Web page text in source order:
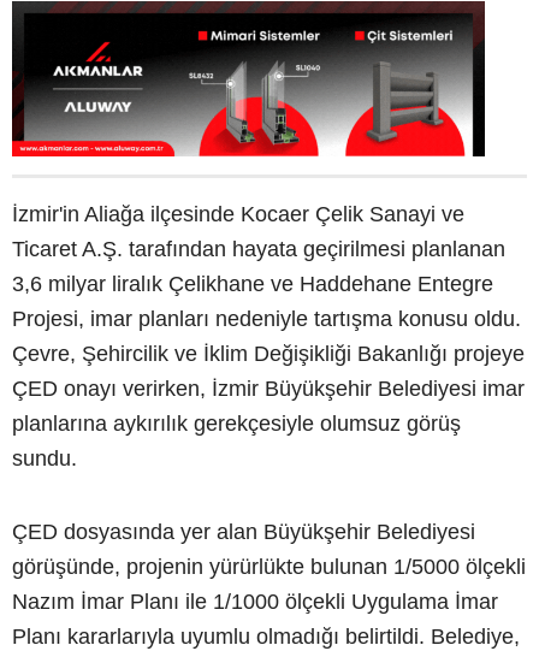
İzmir'in Aliağa ilçesinde Kocaer Çelik Sanayi ve
Ticaret A.Ş. tarafından hayata geçirilmesi planlanan
3,6 milyar liralık Çelikhane ve Haddehane Entegre
Projesi, imar planları nedeniyle tartışma konusu oldu.
Çevre, Şehircilik ve İklim Değişikliği Bakanlığı projeye
ÇED onayı verirken, İzmir Büyükşehir Belediyesi imar
planlarına aykırılık gerekçesiyle olumsuz görüş
sundu.
ÇED dosyasında yer alan Büyükşehir Belediyesi
görüşünde, projenin yürürlükte bulunan 1/5000 ölçekli
Nazım İmar Planı ile 1/1000 ölçekli Uygulama İmar
Planı kararlarıyla uyumlu olmadığı belirtildi. Belediye,